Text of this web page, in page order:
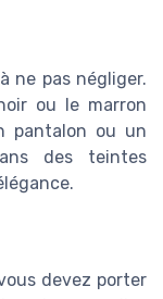
ne pas négliger.
ou le marron
pantalon ou un
des teintes
devez porter